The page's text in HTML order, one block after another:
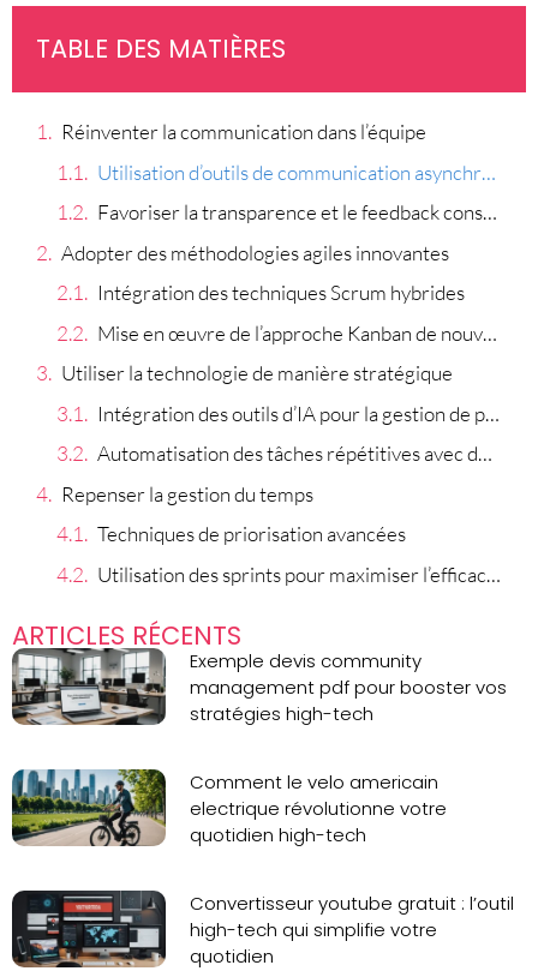
TABLE DES MATIÈRES
Réinventer la communication dans l’équipe
Utilisation d’outils de communication asynchrones
Favoriser la transparence et le feedback constant
Adopter des méthodologies agiles innovantes
Intégration des techniques Scrum hybrides
Mise en œuvre de l’approche Kanban de nouvelle génération
Utiliser la technologie de manière stratégique
Intégration des outils d’IA pour la gestion de projet
Automatisation des tâches répétitives avec des bots
Repenser la gestion du temps
Techniques de priorisation avancées
Utilisation des sprints pour maximiser l’efficacité
ARTICLES RÉCENTS
Exemple devis community
management pdf pour booster vos
stratégies high-tech
Comment le velo americain
electrique révolutionne votre
quotidien high-tech
Convertisseur youtube gratuit : l’outil
high-tech qui simplifie votre
quotidien